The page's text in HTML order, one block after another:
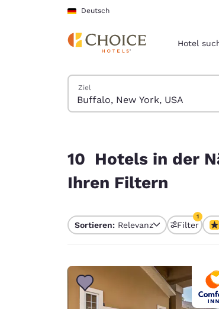
Weiter Zu Hauptinhalt
Deutsch
Hotel
Hotels suchen
Ziel
10 Hotels in der
Ihren Filtern
Sortieren: Relevanz Filter
1
1 Filter